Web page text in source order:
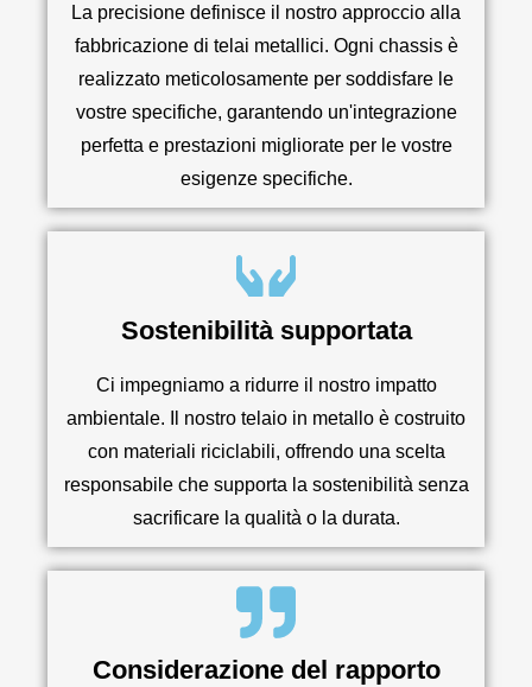
La precisione definisce il nostro approccio alla
fabbricazione di telai metallici. Ogni chassis è
realizzato meticolosamente per soddisfare le
vostre specifiche, garantendo un'integrazione
perfetta e prestazioni migliorate per le vostre
esigenze specifiche.
Sostenibilità supportata
Ci impegniamo a ridurre il nostro impatto
ambientale. Il nostro telaio in metallo è costruito
con materiali riciclabili, offrendo una scelta
responsabile che supporta la sostenibilità senza
sacrificare la qualità o la durata.
Considerazione del rapporto